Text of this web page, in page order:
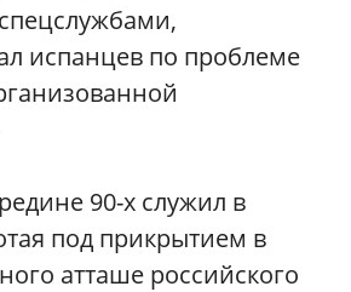
испанцев по проблеме
90-х служил в
под прикрытием в
атташе российского